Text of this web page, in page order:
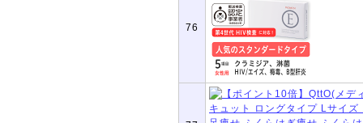
76